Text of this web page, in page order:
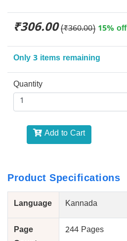
₹306.00 (₹360.00) 15% off
Only 3 items remaining
Quantity
Add to Cart
Product Specifications
Language Kannada
Page
244 Pages